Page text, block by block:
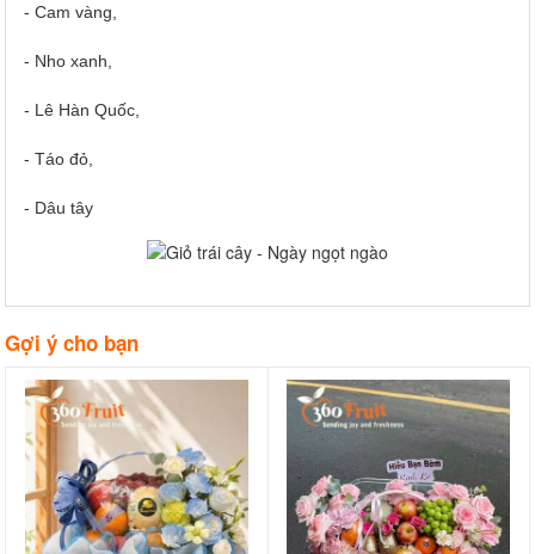
- Cam vàng,
- Nho xanh,
- Lê Hàn Quốc,
- Táo đỏ,
- Dâu tây
Gợi ý cho bạn